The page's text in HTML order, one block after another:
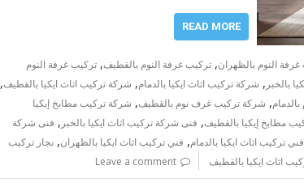
READ MORE
النوم بالظهران, تركيب غرفة النوم بالقطيف, تركيب غرفة النوم
بالخبر , شركة تركيب اثاث ايكيا بالدمام, شركة تركيب اثاث ايكيا بالقطيف,
, شركة تركيب غرف نوم بالقطيف, شركة تركيب مطابخ إيكيا
مطابخ إيكيا بالقطيف, فنى شركة تركيب اثاث ايكيا بالخبر , فنى شركة
فني تركيب اثاث ايكيا بالدمام, فني تركيب اثاث ايكيا بالظهران, نجار تركيب
اثاث ايكيا بالقطيف Leave a comment